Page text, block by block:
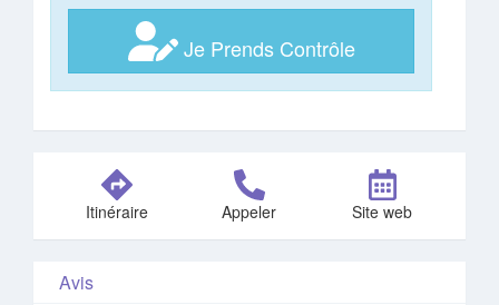
Je Prends Contrôle
Itinéraire Appeler Site web
Avis